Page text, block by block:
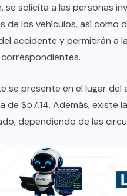
se solicita a las personas
los vehículos, así como
accidente y permitirán a
presente en el lugar del
$57.14. Además, existe
dependiendo de las